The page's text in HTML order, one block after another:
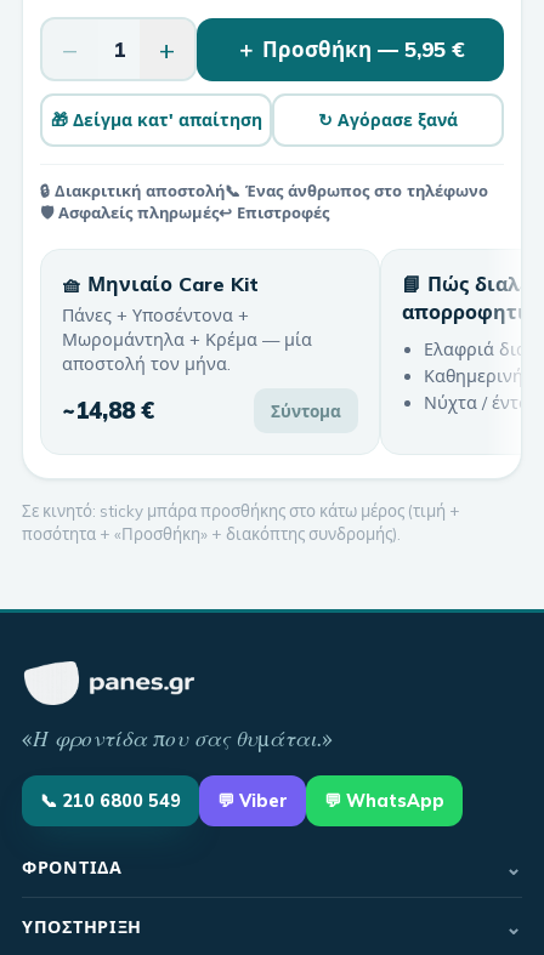
− 1 + ＋ Προσθήκη — 5,95 €
🎁 Δείγμα κατ' απαίτηση ↻ Αγόρασε ξανά
🔒 Διακριτική αποστολή📞 Ένας άνθρωπος στο τηλέφωνο
🛡️ Ασφαλείς πληρωμές↩️ Επιστροφές
🧺 Μηνιαίο Care Kit
Πάνες + Υποσέντονα +
Μωρομάντηλα + Κρέμα — μία
αποστολή τον μήνα.
~14,88 € Σύντομα
📘 Πώς
Ελαφριά
Καθημερινή
Νύχτα /
Σε κινητό: sticky μπάρα προσθήκης στο κάτω μέρος (τιμή +
ποσότητα + «Προσθήκη» + διακόπτης συνδρομής).
«Η φροντίδα που σας θυμάται.»
📞 210 6800 549 💬 Viber 💬 WhatsApp
ΦΡΟΝΤΊΔΑ ⌄
ΥΠΟΣΤΉΡΙΞΗ ⌄